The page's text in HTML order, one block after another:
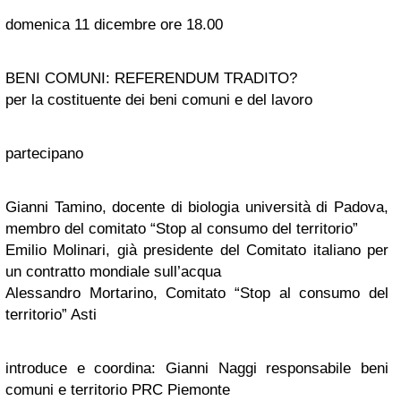
domenica 11 dicembre ore 18.00
BENI COMUNI: REFERENDUM TRADITO?
per la costituente dei beni comuni e del lavoro
partecipano
Gianni Tamino, docente di biologia università di Padova,
membro del comitato “Stop al consumo del territorio”
Emilio Molinari, già presidente del Comitato italiano per
un contratto mondiale sull’acqua
Alessandro Mortarino, Comitato “Stop al consumo del
territorio” Asti
introduce e coordina: Gianni Naggi responsabile beni
comuni e territorio PRC Piemonte